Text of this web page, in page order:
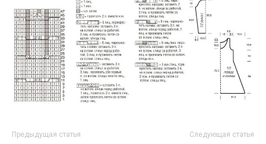
Предыдущая статья Следующая статья